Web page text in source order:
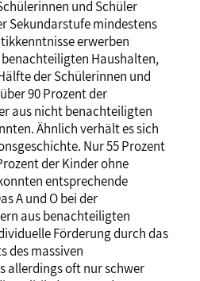
und Schüler
Sekundarstufe mindestens
erwerben
Haushalten,
der Schülerinnen und
90 Prozent der
aus nicht benachteiligten
Ähnlich verhält es sich
Nur 55 Prozent
der Kinder ohne
entsprechende
A und O bei der
aus benachteiligten
Förderung durch das
des massiven
allerdings oft nur schwer